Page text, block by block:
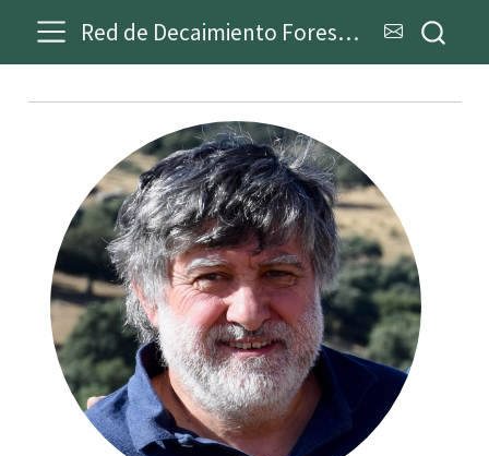
Red de Decaimiento Forestal